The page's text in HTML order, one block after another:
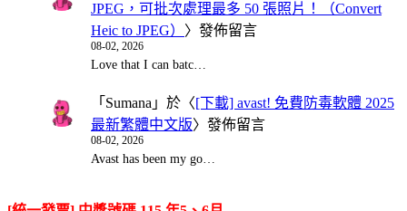
JPEG，可批次處理最多 50 張照片！（Convert
Heic to JPEG） 〉發佈留言
08-02, 2026
Love that I can batc…
「 Sumana 」於〈[下載] avast! 免費防毒軟體 2025
最新繁體中文版〉發佈留言
08-02, 2026
Avast has been my go…